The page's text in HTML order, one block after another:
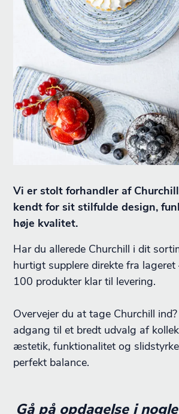
Vi er stolt forhandler af
kendt for sit stilfulde design,
høje kvalitet.
Har du allerede Churchill i dit
hurtigt supplere direkte fra lageret
100 produkter klar til levering.
Overvejer du at tage Churchill
adgang til et bredt udvalg af
æstetik, funktionalitet og
perfekt balance.
Gå på opdagelse i